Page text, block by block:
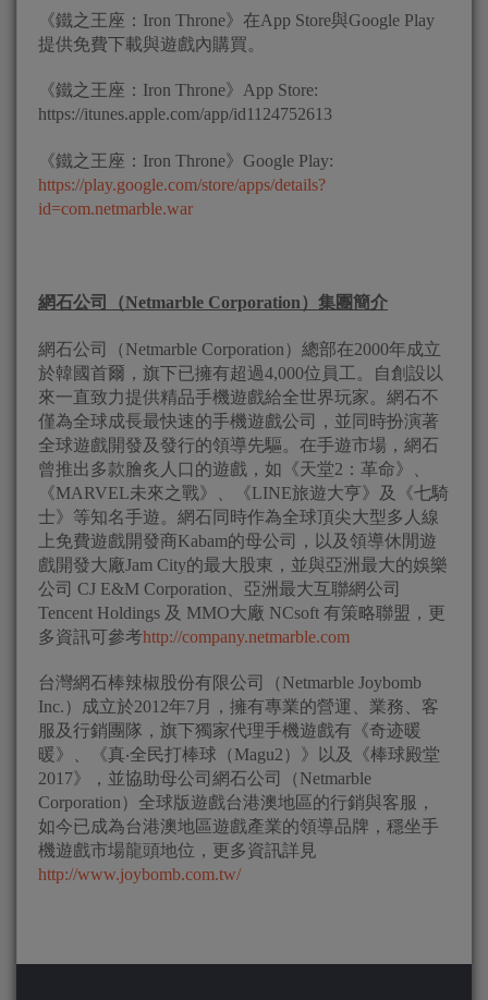
《鐵之王座：Iron Throne》在App Store與Google Play
提供免費下載與遊戲內購買。
《鐵之王座：Iron Throne》App Store:
https://itunes.apple.com/app/id1124752613
《鐵之王座：Iron Throne》Google Play:
https://play.google.com/store/apps/details?
id=com.netmarble.war
網石公司（Netmarble Corporation）集團簡介
網石公司（Netmarble Corporation）總部在2000年成立
於韓國首爾，旗下已擁有超過4,000位員工。自創設以
來一直致力提供精品手機遊戲給全世界玩家。網石不
僅為全球成長最快速的手機遊戲公司，並同時扮演著
全球遊戲開發及發行的領導先驅。在手遊市場，網石
曾推出多款膾炙人口的遊戲，如《天堂2：革命》、
《MARVEL未來之戰》、《LINE旅遊大亨》及《七騎
士》等知名手遊。網石同時作為全球頂尖大型多人線
上免費遊戲開發商Kabam的母公司，以及領導休閒遊
戲開發大廠Jam City的最大股東，並與亞洲最大的娛樂
公司 CJ E&M Corporation、亞洲最大互聯網公司
Tencent Holdings 及 MMO大廠 NCsoft 有策略聯盟，更
多資訊可參考http://company.netmarble.com
台灣網石棒辣椒股份有限公司（Netmarble Joybomb
Inc.）成立於2012年7月，擁有專業的營運、業務、客
服及行銷團隊，旗下獨家代理手機遊戲有《奇迹暖
暖》、《真‧全民打棒球（Magu2）》以及《棒球殿堂
2017》，並協助母公司網石公司（Netmarble
Corporation）全球版遊戲台港澳地區的行銷與客服，
如今已成為台港澳地區遊戲產業的領導品牌，穩坐手
機遊戲市場龍頭地位，更多資訊詳見
http://www.joybomb.com.tw/